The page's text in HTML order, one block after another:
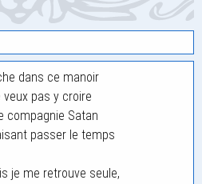
dans ce manoir
veux pas y croire
compagnie Satan
passer le temps
je me retrouve seule,